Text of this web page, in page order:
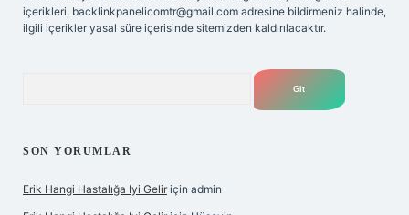
içerikleri, backlinkpanelicomtr@gmail.com adresine bildirmeniz halinde,
ilgili içerikler yasal süre içerisinde sitemizden kaldırılacaktır.
SON YORUMLAR
Erik Hangi Hastalığa Iyi Gelir için admin